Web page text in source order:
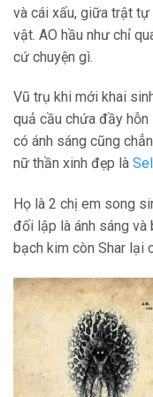
và cái xấu, giữa trật tự
vật. AO hầu như chỉ
cứ chuyện gì.
Vũ trụ khi mới khai
quả cầu chứa đầy
có ánh sáng cũng
nữ thần xinh đẹp là
Họ là 2 chị em song
đối lập là ánh sáng và
bạch kim còn Shar lại